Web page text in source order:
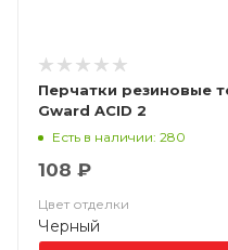
Перчатки резиновые
Gward ACID 2
Есть в наличии: 280
108 ₽
Цвет отделки
Черный